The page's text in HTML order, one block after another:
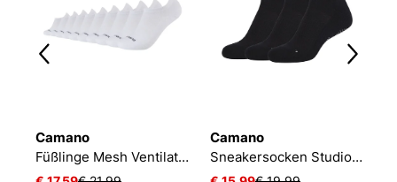
Camano
Füßlinge Mesh Ventilation
Camano
Sneakersocken Studio-Line Pilates und Yoga